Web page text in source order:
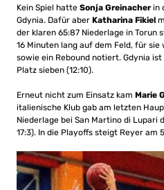
Kein Spiel hatte Sonja Greinacherin
Gdynia. Dafür aber Katharina Fikiel
der klaren 65:87 Niederlage in Torun
16 Minuten lang auf dem Feld, für
sowie ein Rebound notiert. Gdynia
Platz sieben (12:10).
Erneut nicht zum Einsatz kam Marie
italienische Klub gab am letzten
Niederlage bei San Martino di
17:3). In die Playoffs steigt Reyer am